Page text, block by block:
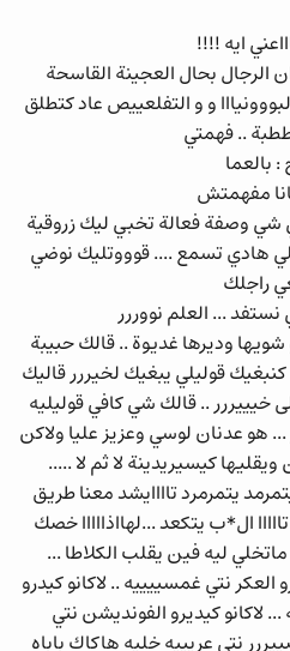
ايه !!!!
ان الرجال بحال العجينة القاسحة
و و التفلعييص عاد كتطلق
.. فهمتي
: بالعما
مفهمتش
شي وصفة فعالة تخبي ليك زروقية
هادي تسمع .... قوووتليك نوضي
راجلك
نستفد ... العلم نووررر
شويها وديرها غديوة .. قالك حبيبة
قوليلي يبغيك لخيررر قاليك
.. قالك شي كافي قوليليه
هو عدنان لوسي وعزيز عليا ولاكن
كيسيريدينة لا ثم لا .....
يتمرمرد تاااايشد معنا طريق
ال*ب يتكعد ...لهااذااااا خصك
ماتخلي ليه فين يقلب الكلاطا ...
نتي غمسييييه .. لاكانو كيدرو
كيديرو الفونديشن نتي
نتي عريييه خليه هاكاك باباه